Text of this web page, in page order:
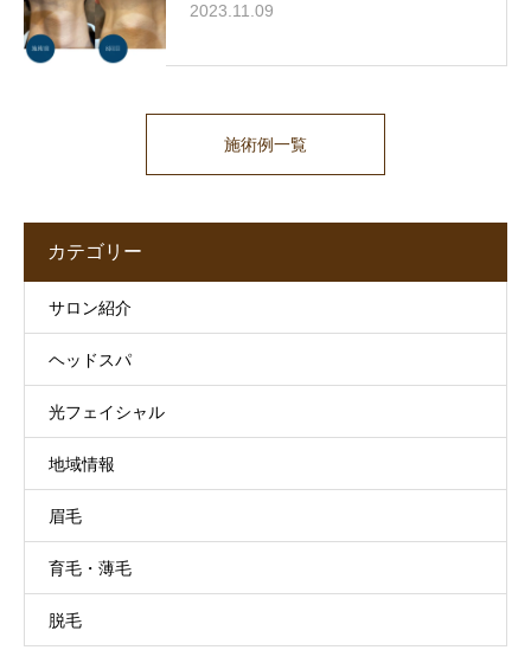
2023.11.09
施術例一覧
カテゴリー
サロン紹介
ヘッドスパ
光フェイシャル
地域情報
眉毛
育毛・薄毛
脱毛